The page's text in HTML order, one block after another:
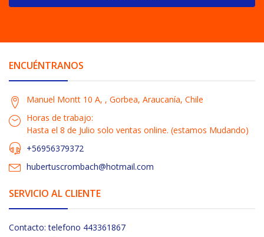
ENCUÉNTRANOS
Manuel Montt 10 A, , Gorbea, Araucanía, Chile
Horas de trabajo:
Hasta el 8 de Julio solo ventas online. (estamos Mudando)
+56956379372
hubertuscrombach@hotmail.com
SERVICIO AL CLIENTE
Contacto: telefono 443361867